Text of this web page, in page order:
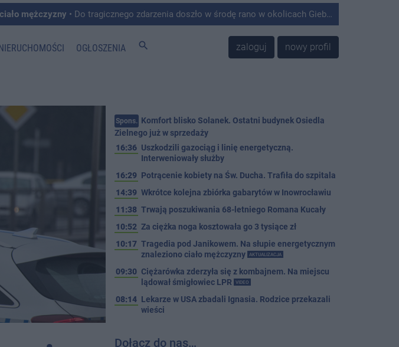
mężczyzny • Do tragicznego zdarzenia doszło w środę rano w okolicach Giebni koło Janikowa. Wówczas na słupie energetycznym odnaleziono ciało mężczyzny.
OGŁOSZENIA search zaloguj nowy profil
Spons. Komfort blisko Solanek. Ostatni budynek Osiedla
Zielnego już w sprzedaży
16:36 Uszkodzili gazociąg i linię energetyczną.
Interweniowały służby
16:29 Potrącenie kobiety na Św. Ducha. Trafiła do szpitala
14:39 Wkrótce kolejna zbiórka gabarytów w Inowrocławiu
11:38 Trwają poszukiwania 68-letniego Romana Kucały
10:52 Za ciężka noga kosztowała go 3 tysiące zł
10:17 Tragedia pod Janikowem. Na słupie energetycznym
znaleziono ciało mężczyzny
AKTUALIZACJA
09:30 Ciężarówka zderzyła się z kombajnem. Na miejscu
lądował śmigłowiec LPR
VIDEO
08:14 Lekarze w USA zbadali Ignasia. Rodzice przekazali
wieści
Dołącz do nas…